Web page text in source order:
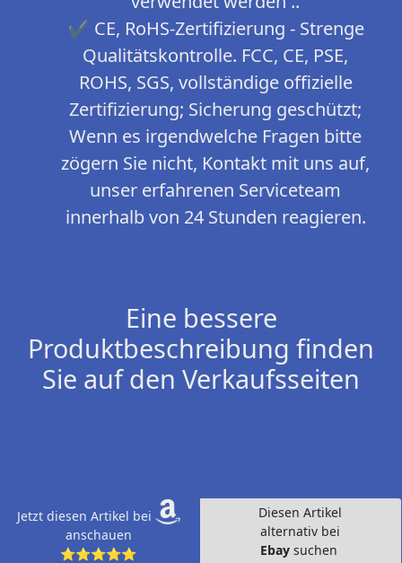
✔ CE, RoHS-Zertifizierung - Strenge
Qualitätskontrolle. FCC, CE, PSE,
ROHS, SGS, vollständige offizielle
Zertifizierung; Sicherung geschützt;
Wenn es irgendwelche Fragen bitte
zögern Sie nicht, Kontakt mit uns auf,
unser erfahrenen Serviceteam
innerhalb von 24 Stunden reagieren.
Eine bessere
Produktbeschreibung finden
Sie auf den Verkaufsseiten
Jetzt diesen Artikel bei
anschauen
⭐⭐⭐⭐⭐
Diesen Artikel
alternativ bei
Ebay suchen